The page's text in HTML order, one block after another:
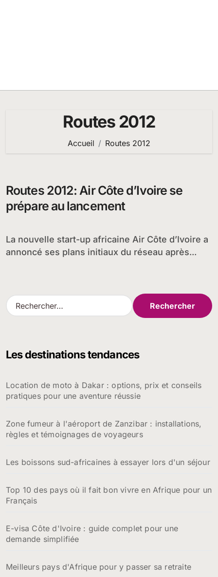
Routes 2012
Accueil Routes 2012
Routes 2012: Air Côte d’Ivoire se
prépare au lancement
La nouvelle start-up africaine Air Côte d’Ivoire a
annoncé ses plans initiaux du réseau après...
R
e
r
e
r
Les destinations tendances
Location de moto à Dakar : options, prix et conseils
pratiques pour une aventure réussie
Zone fumeur à l'aéroport de Zanzibar : installations,
règles et témoignages de voyageurs
Les boissons sud-africaines à essayer lors d'un séjour
Top 10 des pays où il fait bon vivre en Afrique pour un
Français
E-visa Côte d'Ivoire : guide complet pour une
demande simplifiée
Meilleurs pays d'Afrique pour y passer sa retraite